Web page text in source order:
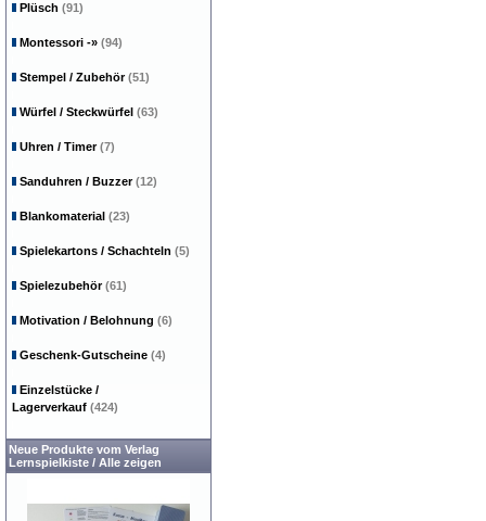
Plüsch (91)
Montessori -» (94)
Stempel / Zubehör(51)
Würfel / Steckwürfel (63)
Uhren / Timer(7)
Sanduhren / Buzzer(12)
Blankomaterial (23)
Spielekartons / Schachteln (5)
Spielezubehör(61)
Motivation / Belohnung (6)
Geschenk-Gutscheine (4)
Einzelstücke /
Lagerverkauf (424)
Neue Produkte vom Verlag
Lernspielkiste / Alle zeigen